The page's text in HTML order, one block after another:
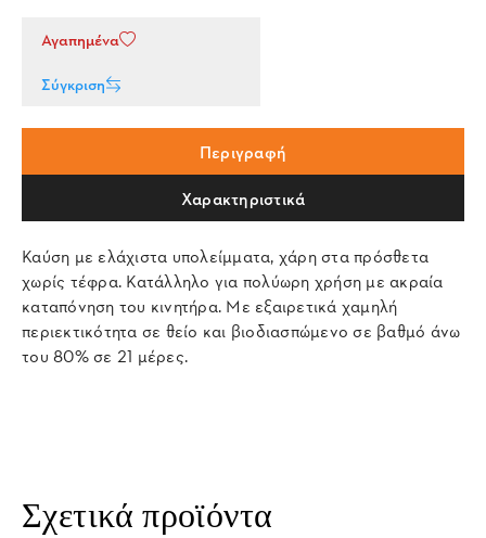
Αγαπημένα
Σύγκριση
Περιγραφή
Χαρακτηριστικά
Καύση με ελάχιστα υπολείμματα, χάρη στα πρόσθετα
χωρίς τέφρα. Κατάλληλο για πολύωρη χρήση με ακραία
καταπόνηση του κινητήρα. Με εξαιρετικά χαμηλή
περιεκτικότητα σε θείο και βιοδιασπώμενο σε βαθμό άνω
του 80% σε 21 μέρες.
Σχετικά προϊόντα